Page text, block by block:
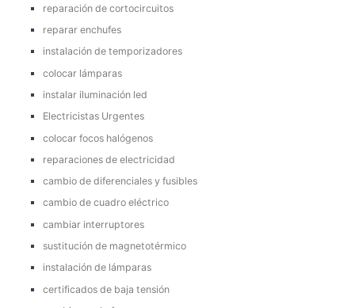
reparación de cortocircuitos
reparar enchufes
instalación de temporizadores
colocar lámparas
instalar iluminación led
Electricistas Urgentes
colocar focos halógenos
reparaciones de electricidad
cambio de diferenciales y fusibles
cambio de cuadro eléctrico
cambiar interruptores
sustitución de magnetotérmico
instalación de lámparas
certificados de baja tensión